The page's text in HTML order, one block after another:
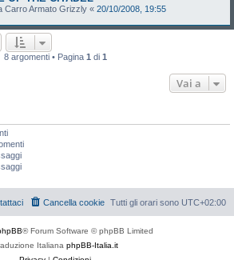
Carro Armato Grizzly « 20/10/2008, 19:55
8 argomenti • Pagina 1 di 1
Vai a
Tutti gli orari sono UTC+02:00
Cancella cookie
® Forum Software © phpBB Limited
Italiana phpBB-Italia.it